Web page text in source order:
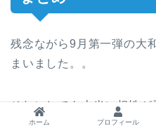
残念ながら9月第一弾の大
まいました。。
それにしても本当に相性が
てきます 笑
ホーム プロフィール